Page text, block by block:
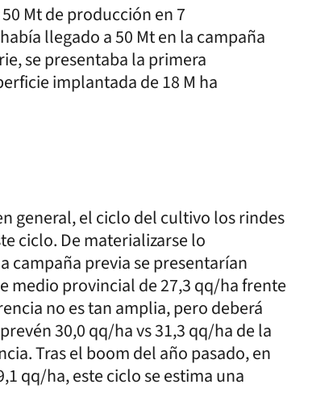
Mt de producción en 7
llegado a 50 Mt en la campaña
se presentaba la primera
implantada de 18 M ha
general, el ciclo del cultivo los rindes
ciclo. De materializarse lo
campaña previa se presentarían
medio provincial de 27,3 qq/ha frente
no es tan amplia, pero deberá
30,0 qq/ha vs 31,3 qq/ha de la
Tras el boom del año pasado, en
qq/ha, este ciclo se estima una